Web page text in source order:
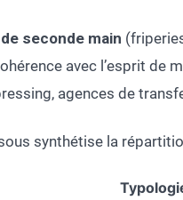
seconde main
avec l’esprit de
agences de
synthétise la